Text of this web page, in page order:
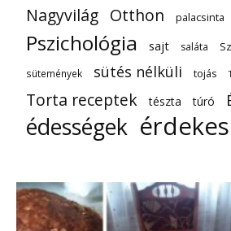
Nagyvilág Otthon palacsinta
Pszichológia sajt saláta
sütemények sütés nélküli tojás
Torta receptek tészta túró
édességek érdekes